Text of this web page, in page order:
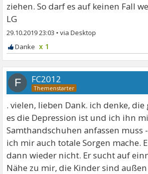
ziehen. So darf es auf keinen Fall
LG
29.10.2019 23:03 •
x 1
F FC2012
. vielen, lieben Dank. ich denke, die
es die Depression ist und ich ihn
Samthandschuhen anfassen muss
ich mir auch totale Sorgen mache.
dann wieder nicht. Er sucht auf
Nähe zu mir, die Kinder sind